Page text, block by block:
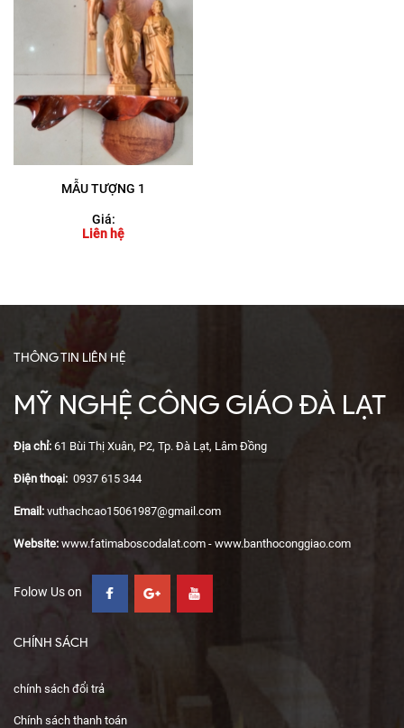
MẪU TƯỢNG 1
Giá:
Liên hệ
THÔNG TIN LIÊN HỆ
MỸ NGHỆ CÔNG GIÁO ĐÀ LẠT
Địa chỉ: 61 Bùi Thị Xuân, P2, Tp. Đà Lạt, Lâm Đồng
Điện thoại: 0937 615 344
Email: vuthachcao15061987@gmail.com
Website: www.fatimaboscodalat.com - www.banthoconggiao.com
Folow Us on
CHÍNH SÁCH
chính sách đổi trả
Chính sách thanh toán